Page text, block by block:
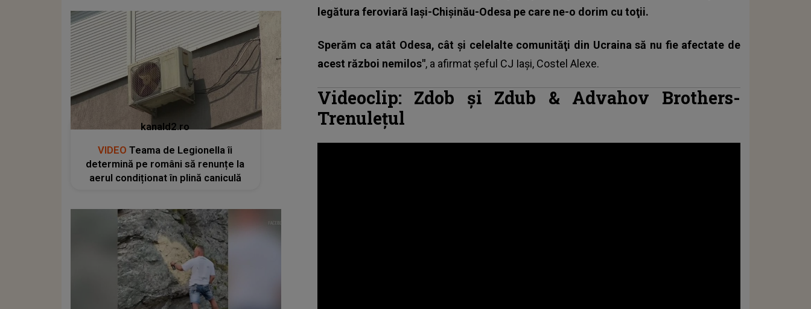
legătura feroviară Iaşi-Chişinău-Odesa pe care ne-o dorim cu toţii.
Sperăm ca atât Odesa, cât şi celelalte comunităţi din Ucraina să nu fie afectate de
acest război nemilos", a afirmat şeful CJ Iaşi, Costel Alexe.
Videoclip: Zdob și Zdub & Advahov Brothers-
Trenulețul
kanald2.ro
VIDEO Teama de Legionella îi
determină pe români să renunțe la
aerul condiționat în plină caniculă